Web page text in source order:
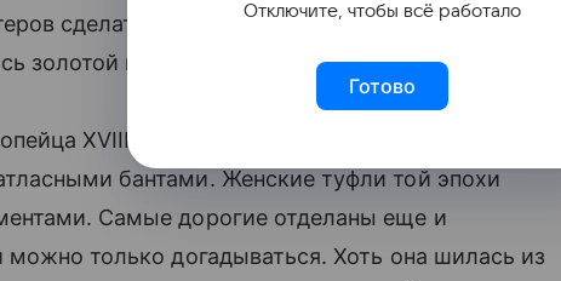
сделать цокколи как можно более
золотой краской.
XVIII века включал ботинки на невысоком
бантами. Женские туфли той эпохи
Самые дорогие отделаны еще и
только догадываться. Хоть она шилась из
Отключите, чтобы всё работало
Готово